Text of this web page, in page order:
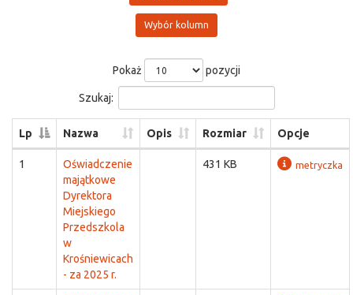
Wybór kolumn
Pokaż pozycji
Szukaj:
Lp Nazwa Opis Rozmiar Opcje
1
Oświadczenie
majątkowe
Dyrektora
Miejskiego
Przedszkola
w
Krośniewicach
- za 2025 r.
431 KB metryczka